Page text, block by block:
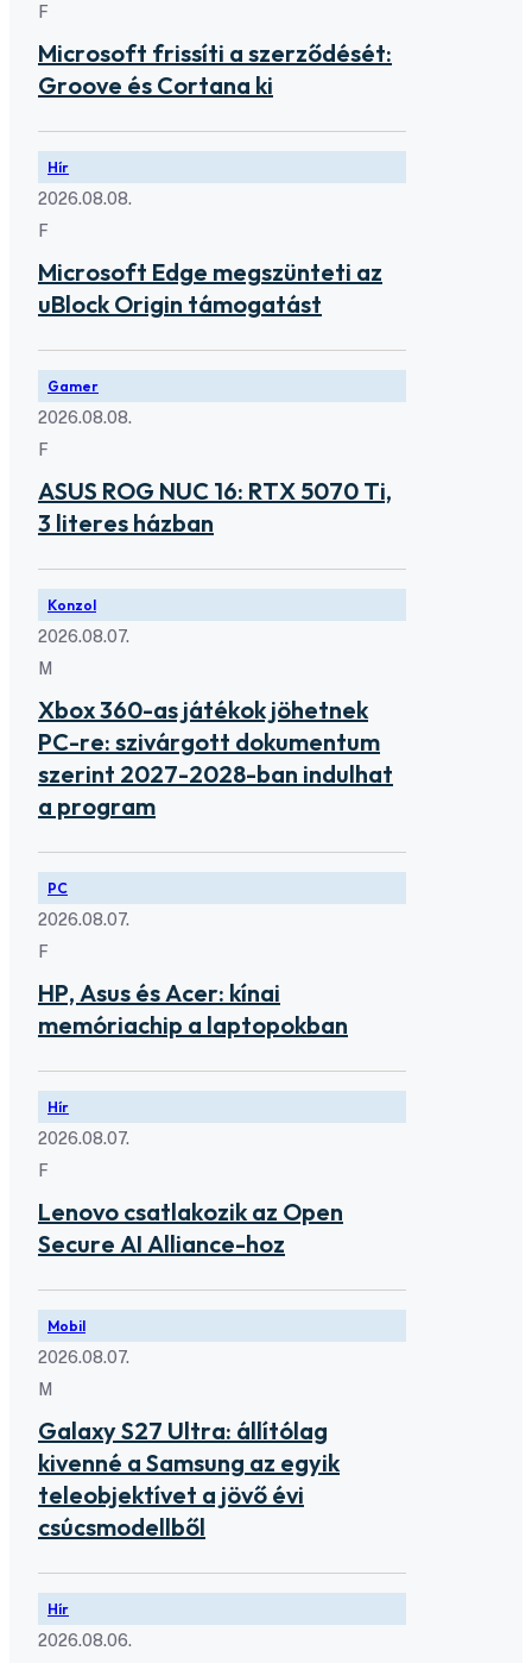
F
Microsoft frissíti a szerződését:
Groove és Cortana ki
Hír
2026.08.08.
F
Microsoft Edge megszünteti az
uBlock Origin támogatást
Gamer
2026.08.08.
F
ASUS ROG NUC 16: RTX 5070 Ti,
3 literes házban
Konzol
2026.08.07.
M
Xbox 360-as játékok jöhetnek
PC-re: szivárgott dokumentum
szerint 2027-2028-ban indulhat
a program
PC
2026.08.07.
F
HP, Asus és Acer: kínai
memóriachip a laptopokban
Hír
2026.08.07.
F
Lenovo csatlakozik az Open
Secure AI Alliance-hoz
Mobil
2026.08.07.
M
Galaxy S27 Ultra: állítólag
kivenné a Samsung az egyik
teleobjektívet a jövő évi
csúcsmodellből
Hír
2026.08.06.